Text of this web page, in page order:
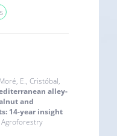
E., Cristóbal,
alley-
and
14-year insight
Agroforestry